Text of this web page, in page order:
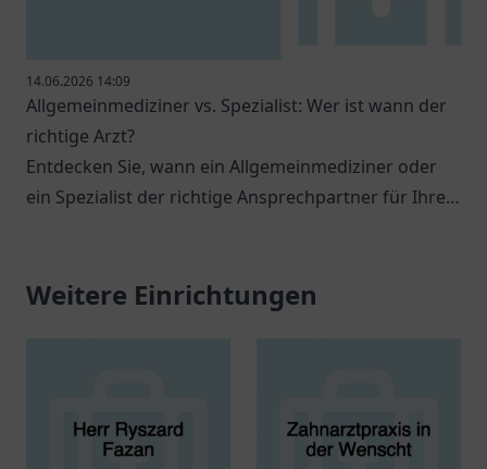
14.06.2026 14:09
Allgemeinmediziner vs. Spezialist: Wer ist wann der
richtige Arzt?
Entdecken Sie, wann ein Allgemeinmediziner oder
ein Spezialist der richtige Ansprechpartner für Ihre
Weitere Einrichtungen